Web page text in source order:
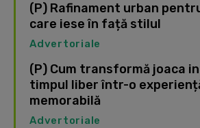
(P) Rafinament urban
care iese în față stilul
Advertoriale
(P) Cum transformă joaca
timpul liber într-o
memorabilă
Advertoriale